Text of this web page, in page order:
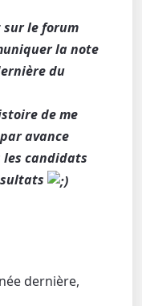
sur le forum
la note
du
de me
avance
les candidats
dernière,